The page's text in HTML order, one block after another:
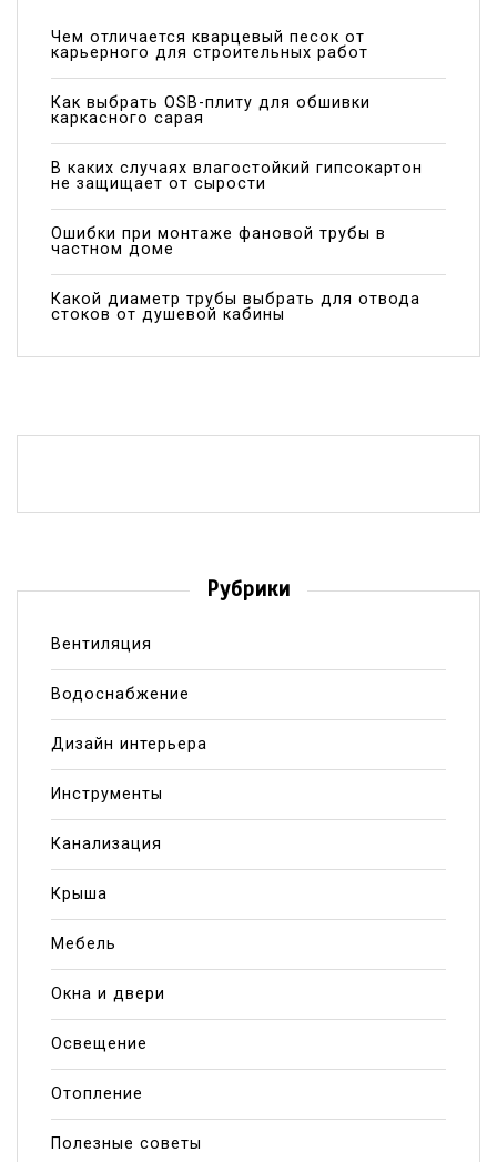
Чем отличается кварцевый песок от
карьерного для строительных работ
Как выбрать OSB-плиту для обшивки
каркасного сарая
В каких случаях влагостойкий гипсокартон
не защищает от сырости
Ошибки при монтаже фановой трубы в
частном доме
Какой диаметр трубы выбрать для отвода
стоков от душевой кабины
Рубрики
Вентиляция
Водоснабжение
Дизайн интерьера
Инструменты
Канализация
Крыша
Мебель
Окна и двери
Освещение
Отопление
Полезные советы